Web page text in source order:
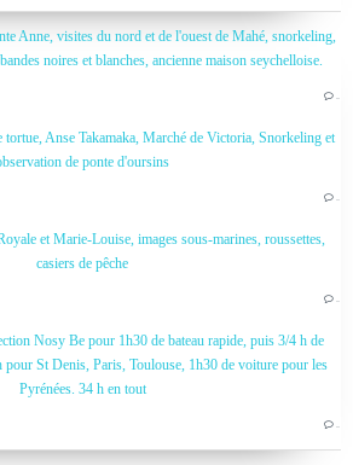
Anne, visites du nord et de l'ouest de Mahé, snorkeling,
noires et blanches, ancienne maison seychelloise.
…
tortue, Anse Takamaka, Marché de Victoria, Snorkeling et
de ponte d'oursins
…
et Marie-Louise, images sous-marines, roussettes,
casiers de pêche
…
Nosy Be pour 1h30 de bateau rapide, puis 3/4 h de
St Denis, Paris, Toulouse, 1h30 de voiture pour les
Pyrénées. 34 h en tout
…